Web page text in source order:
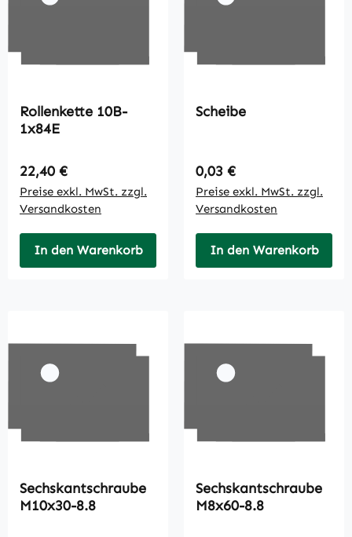
Rollenkette 10B-
1x84E
Regulärer Preis:
22,40 €
Preise exkl. MwSt. zzgl.
Versandkosten
In den Warenkorb
Scheibe
Regulärer Preis:
0,03 €
Preise exkl. MwSt. zzgl.
Versandkosten
In den Warenkorb
Sechskantschraube
M10x30-8.8
Sechskantschraube
M8x60-8.8